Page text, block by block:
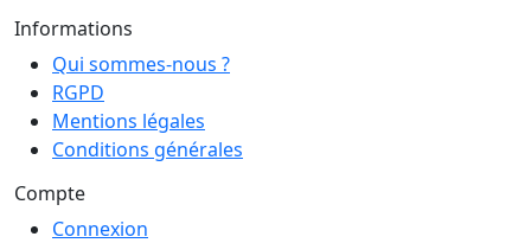
Informations
Qui sommes-nous ?
RGPD
Mentions légales
Conditions générales
Compte
Connexion